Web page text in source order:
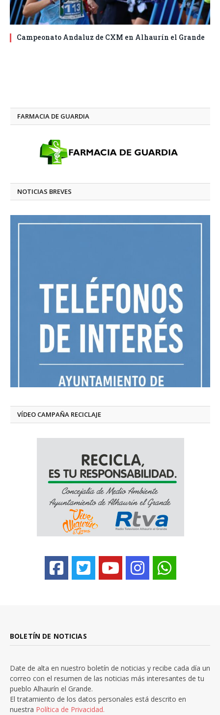
Campeonato Andaluz de CXM en Alhaurín el Grande
FARMACIA DE GUARDIA
NOTICIAS BREVES
VÍDEO CAMPAÑA RECICLAJE
BOLETÍN DE NOTICIAS
Date de alta en nuestro boletín de noticias y recibe cada día un
correo con el resumen de las noticias más interesantes de tu
pueblo Alhaurín el Grande.
El tratamiento de los datos personales está descrito en
nuestra Política de Privacidad.